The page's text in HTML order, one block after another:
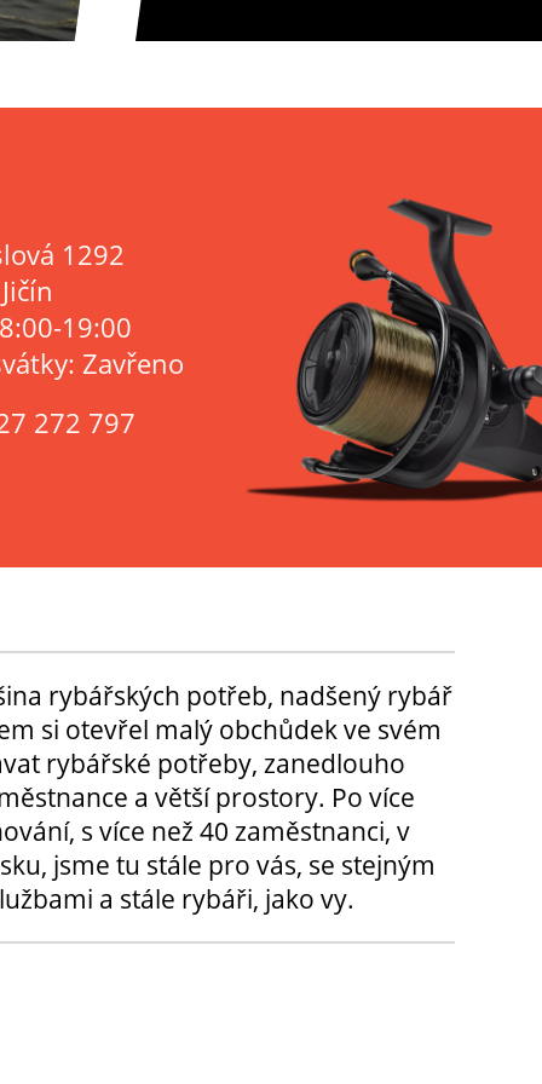
1292
19:00
Zavřeno
272 797
rybářských potřeb, nadšený rybář
si otevřel malý obchůdek ve svém
rybářské potřeby, zanedlouho
a větší prostory. Po více
s více než 40 zaměstnanci, v
jsme tu stále pro vás, se stejným
a stále rybáři, jako vy.